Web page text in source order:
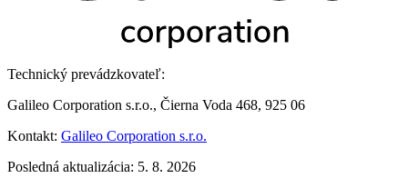
Technický prevádzkovateľ:
Galileo Corporation s.r.o., Čierna Voda 468, 925 06
Kontakt: Galileo Corporation s.r.o.
Posledná aktualizácia: 5. 8. 2026